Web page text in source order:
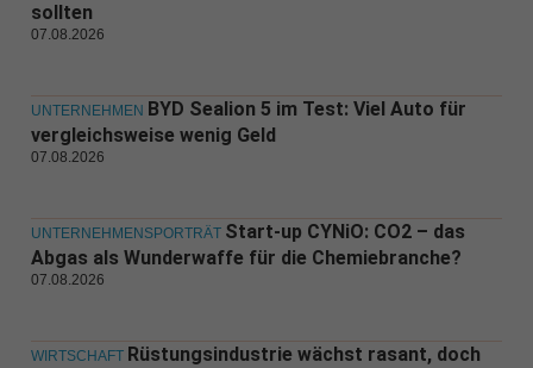
sollten
07.08.2026
UNTERNEHMEN BYD Sealion 5 im Test: Viel Auto für
vergleichsweise wenig Geld
07.08.2026
UNTERNEHMENSPORTRÄT Start-up CYNiO: CO2 – das
Abgas als Wunderwaffe für die Chemiebranche?
07.08.2026
WIRTSCHAFT Rüstungsindustrie wächst rasant, doch